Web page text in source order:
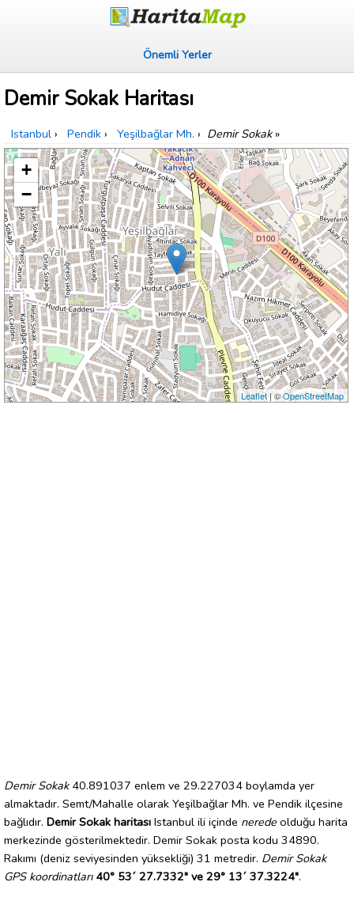
Önemli Yerler
Demir Sokak Haritası
Istanbul › Pendik › Yeşilbağlar Mh. › Demir Sokak»
+
−
Leaflet| ©OpenStreetMap
Demir Sokak40.891037 enlem ve 29.227034 boylamda yer
almaktadır. Semt/Mahalle olarak Yeşilbağlar Mh. ve Pendik ilçesine
bağlıdır. Demir Sokak haritası Istanbul ili içinde nerede olduğu harita
merkezinde gösterilmektedir. Demir Sokak posta kodu 34890.
Rakımı (deniz seviyesinden yüksekliği) 31 metredir. Demir Sokak
GPS koordinatları 40° 53´ 27.7332" ve 29° 13´ 37.3224".